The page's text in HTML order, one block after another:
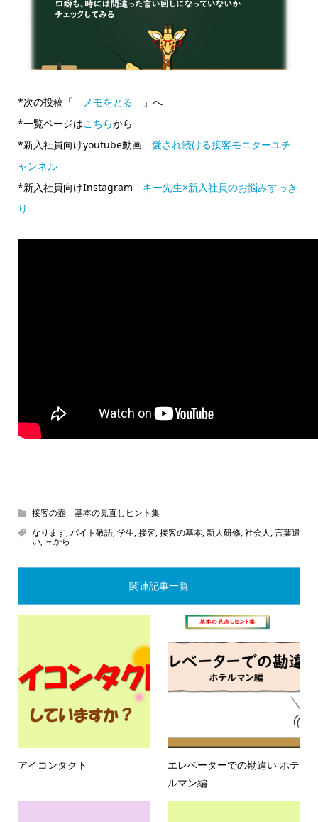
*次の投稿「 メモをとる 」へ
*一覧ページはこちらから
*新入社員向けyoutube動画 愛され続ける接客モニターユチ
ャンネル
*新入社員向けInstagram キー先生×新入社員のお悩みすっき
り
接客の壺 基本の見直しヒント集
なります,バイト敬語,学生,接客,接客の基本,新人研修,社会人,言葉遣
い,～から
関連記事一覧
アイコンタクト
エレベーターでの勘違い ホテ
ルマン編